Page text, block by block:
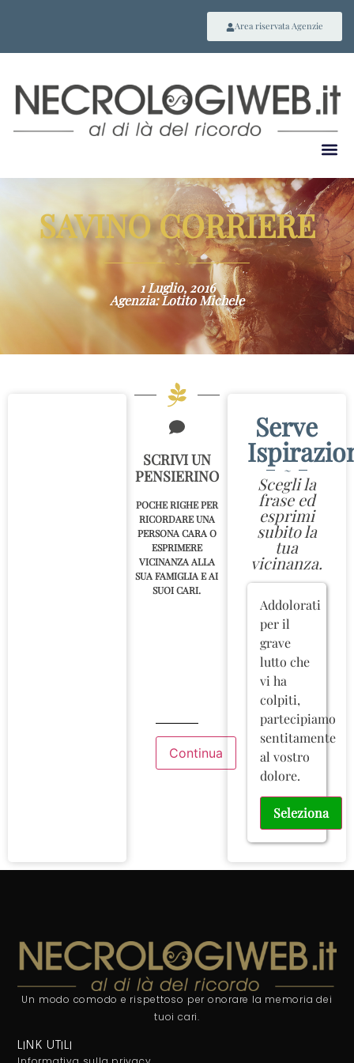
Area riservata Agenzie
SAVINO CORRIERE
~
1 Luglio, 2016
Agenzia: Lotito Michele
SCRIVI UN
PENSIERINO
POCHE RIGHE PER
RICORDARE UNA
PERSONA CARA O
ESPRIMERE
VICINANZA ALLA
SUA FAMIGLIA E AI
SUOI CARI.
Serve
~
Scegli la
frase ed
esprimi
subito la
tua
vicinanza.
Addolorati
per il
grave
lutto che
vi ha
colpiti,
partecipiamo
sentitamente
al vostro
dolore.
Seleziona
Un modo comodo e rispettoso per onorare la memoria dei
tuoi cari.
LINK UTILI